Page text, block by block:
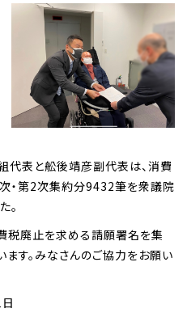
代表と舩後靖彦副代表は、消費
・第2次集約分9432筆を衆議院
。
税廃止を求める請願署名を集
す。みなさんのご協力をお願い